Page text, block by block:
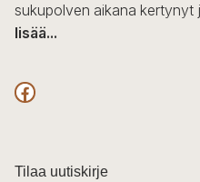
sukupolven aikana kertynyt
lisää...
F
c
Tilaa uutiskirje